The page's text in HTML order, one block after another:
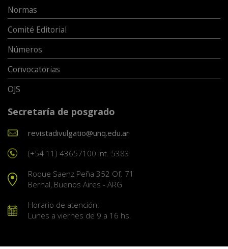
Normas
Comité Editorial
Números
Convocatorias
OJS
Secretaría de posgrado
revistadivulgatio@unq.edu.ar
(+54 11) 43657100 int. 5383
Roque Saenz Peña 352 Of. 71
Bernal, Buenos Aires - ARG
Horario de atención:
Lunes a viernes de 9 a 16 hs.